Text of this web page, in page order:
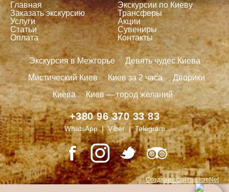
Главная
Экскурсии по Киеву
Заказать экскурсию
Трансферы
Услуги
Акции
Статьи
Сувениры
Оплата
Контакты
Экскурсия в Межгорье
Девять чудес Киева
Мистический Киев
Киев за 2 часа
Дворики
Киева
Киев — город желаний
+380 96 370 33 83
WhatsApp | Viber | Telegram
Создание сайта LimeNet